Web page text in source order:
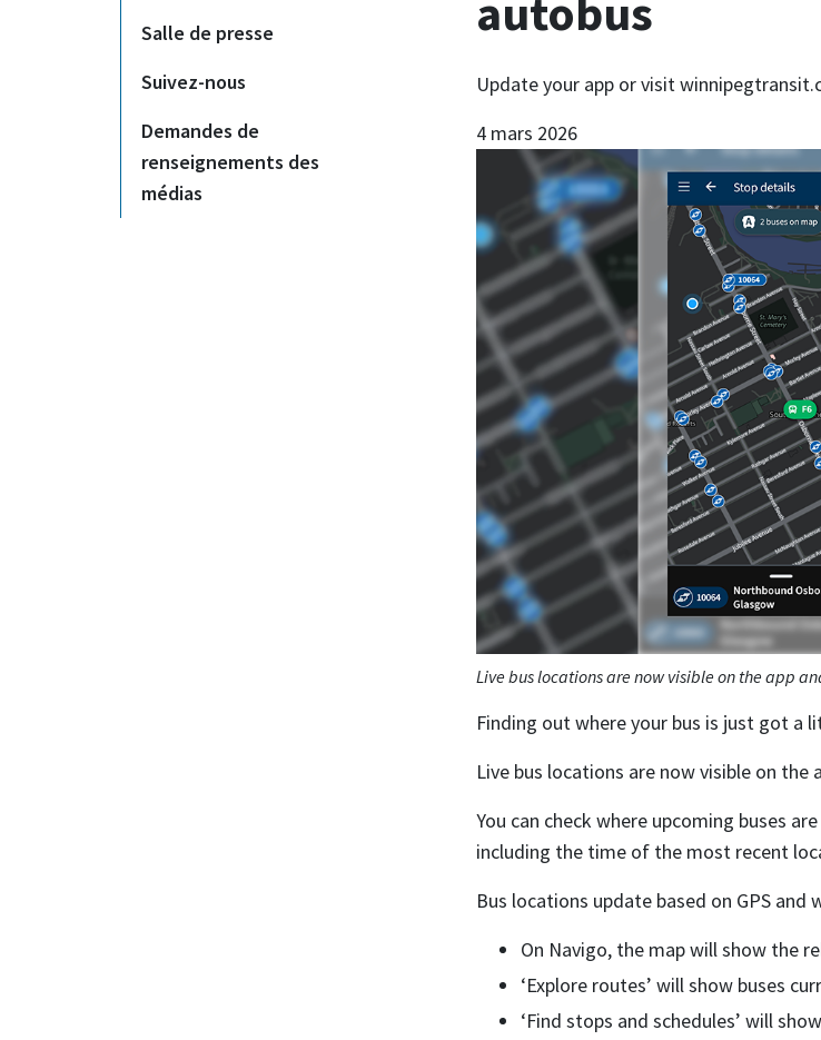
Salle de presse
Suivez-nous
Demandes de
renseignements des
médias
autobus
Update your app or visit
4 mars 2026
Live bus locations are now visible on the app
Finding out where your bus is just got a
Live bus locations are now visible on
You can check where upcoming buses
including the time of the most recent
Bus locations update based on GPS
On Navigo, the map will show the
‘Explore routes’ will show buses
‘Find stops and schedules’ will